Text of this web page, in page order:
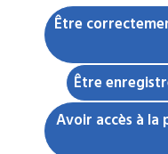
Être
Être
Avoir accès à la